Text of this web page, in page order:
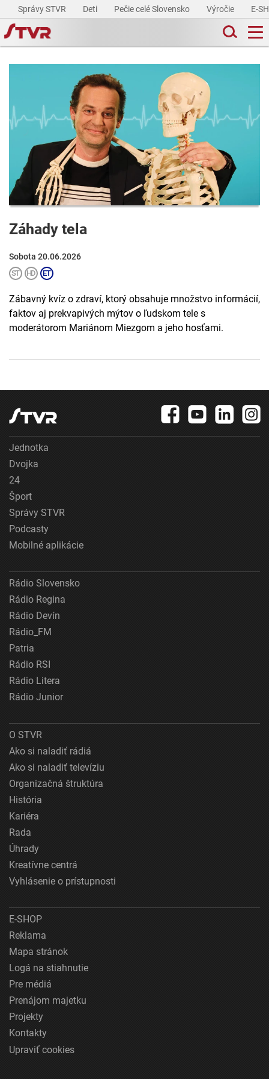
Správy STVR Deti Pečie celé Slovensko Výročie E-
Záhady tela
Sobota 20.06.2026
Zábavný kvíz o zdraví, ktorý obsahuje množstvo informácií,
faktov aj prekvapivých mýtov o ľudskom tele s
moderátorom Mariánom Miezgom a jeho hosťami.
Jednotka
Dvojka
24
Šport
Správy STVR
Podcasty
Mobilné aplikácie
Rádio Slovensko
Rádio Regina
Rádio Devín
Rádio_FM
Patria
Rádio RSI
Rádio Litera
Rádio Junior
O STVR
Ako si naladiť rádiá
Ako si naladiť televíziu
Organizačná štruktúra
História
Kariéra
Rada
Úhrady
Kreatívne centrá
Vyhlásenie o prístupnosti
E-SHOP
Reklama
Mapa stránok
Logá na stiahnutie
Pre médiá
Prenájom majetku
Projekty
Kontakty
Upraviť cookies